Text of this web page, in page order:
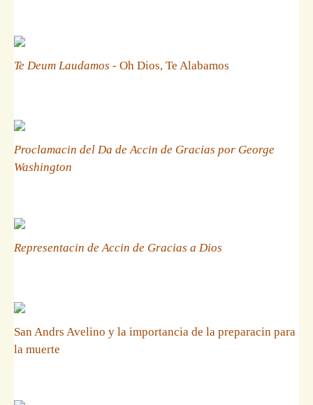
Te Deum Laudamos - Oh Dios, Te Alabamos
Proclamacin del Da de Accin de Gracias por George
Washington
Representacin de Accin de Gracias a Dios
San Andrs Avelino y la importancia de la preparacin para
la muerte